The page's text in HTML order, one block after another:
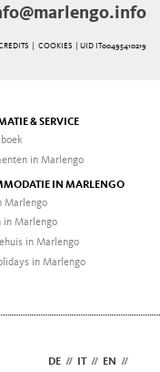
| COOKIES | UID IT00495410219
& SERVICE
in Marlengo
IN MARLENGO
Marlengo
in Marlengo
in Marlengo
in Marlengo
DE // IT // EN //